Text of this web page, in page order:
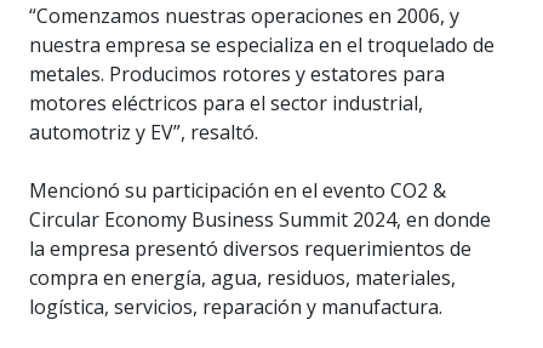
“Comenzamos nuestras operaciones en 2006, y
nuestra empresa se especializa en el troquelado de
metales. Producimos rotores y estatores para
motores eléctricos para el sector industrial,
automotriz y EV”, resaltó.
Mencionó su participación en el evento CO2 &
Circular Economy Business Summit 2024, en donde
la empresa presentó diversos requerimientos de
compra en energía, agua, residuos, materiales,
logística, servicios, reparación y manufactura.